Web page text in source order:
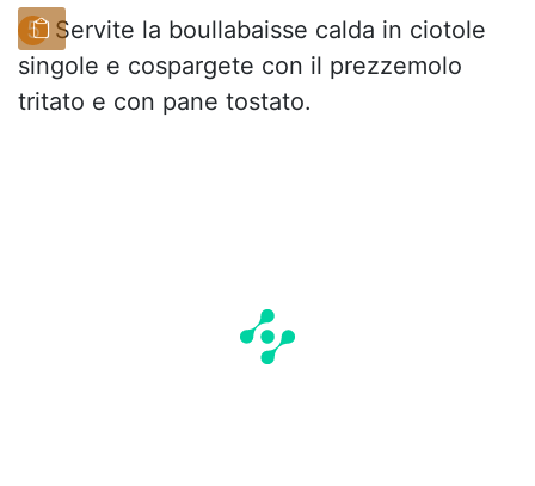
Servite la boullabaisse calda in ciotole
singole e cospargete con il prezzemolo
tritato e con pane tostato.